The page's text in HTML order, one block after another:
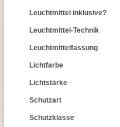
Leuchtmittel inklusive?
Leuchtmittel-Technik
Leuchtmittelfassung
Lichtfarbe
Lichtstärke
Schutzart
Schutzklasse